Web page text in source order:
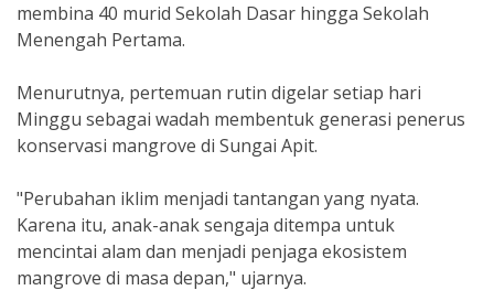
membina 40 murid Sekolah Dasar hingga Sekolah
Menengah Pertama.
Menurutnya, pertemuan rutin digelar setiap hari
Minggu sebagai wadah membentuk generasi penerus
konservasi mangrove di Sungai Apit.
"Perubahan iklim menjadi tantangan yang nyata.
Karena itu, anak-anak sengaja ditempa untuk
mencintai alam dan menjadi penjaga ekosistem
mangrove di masa depan," ujarnya.